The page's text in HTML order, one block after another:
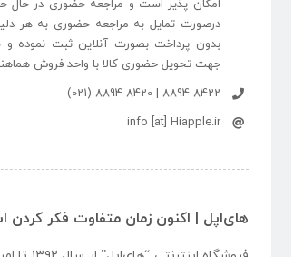
امکان پذیر است و مراجعه حضوری در حال
درصورت تمایل به مراجعه حضوری به هر
بدون پرداخت بصورت آنلاین ثبت نموده
جهت تحویل حضوری کالا با واحد فروش
8422 8894 | 8420 8894 (021)
info [at] Hiapple.ir
های‌اپل | اکنون زمان متفاوت فکر